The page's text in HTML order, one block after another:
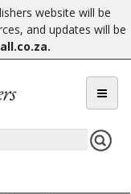
website will be
and updates will be
.